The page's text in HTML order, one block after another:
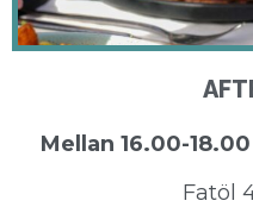
Mellan 16.00-
Fatöl